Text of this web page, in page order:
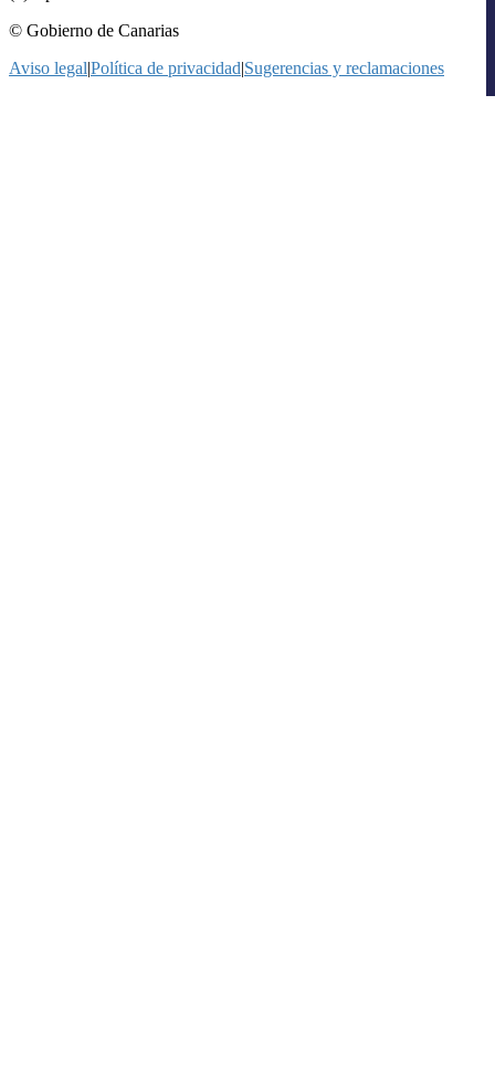
© Gobierno de Canarias
Aviso legal|Política de privacidad|Sugerencias y reclamaciones